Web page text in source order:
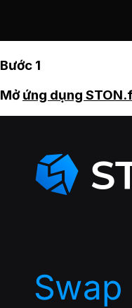
Bước 1
Mởứng dụng